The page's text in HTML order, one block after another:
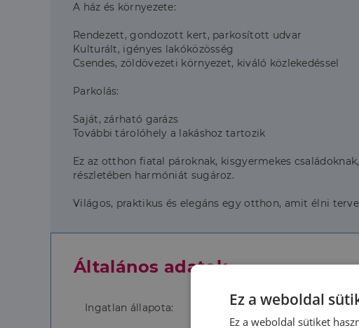
A ház és környezete:
Rendezett, gondozott kert, parkosított udvar
Kulturált, igényes lakóközösség
Csendes, zöldövezeti környezet, kiváló közlekedéssel
Parkolás:
Saját, zárható garázs
További tárolóhely a lakáshoz tartozik
Ez az otthon fiatal pároknak, kisgyermekes
részletében harmóniát sugároz.
Világos, praktikus és elegáns egy otthon, amit élni
Általános adatok
Ingatlan állapota: Ez a weboldal
Ez a weboldal sütiket